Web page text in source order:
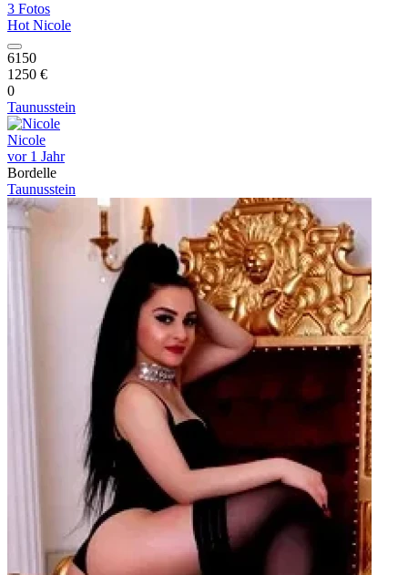
3 Fotos
Hot Nicole
6150
1250 €
0
Taunusstein
Nicole
vor 1 Jahr
Bordelle
Taunusstein